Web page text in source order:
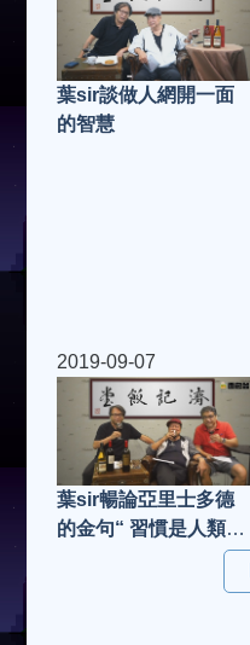
葉sir談做人網開一面
的智慧
2019-09-07
葉sir暢論亞里士多德
的金句“ 習慣是人類的